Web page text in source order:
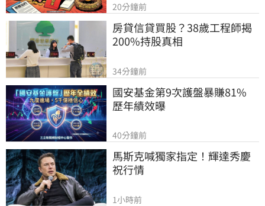
20分鐘前
房貸信貸買股？38歲工程師揭
200%持股真相
34分鐘前
國安基金第9次護盤暴賺81%
歷年績效曝
40分鐘前
馬斯克喊獨家指定！輝達秀慶
祝行情
1小時前